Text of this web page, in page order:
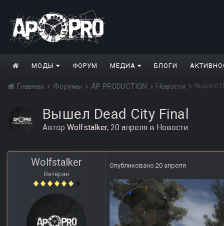
МОДЫ ФОРУМ МЕДИА БЛОГИ
Главная Форумы AP PRODUCTION Новости Вышел
Вышел Dead City Final
Автор Wolfstalker, 20 апреля в Новости
Wolfstalker
Ветеран
Опубликовано 20 апреля